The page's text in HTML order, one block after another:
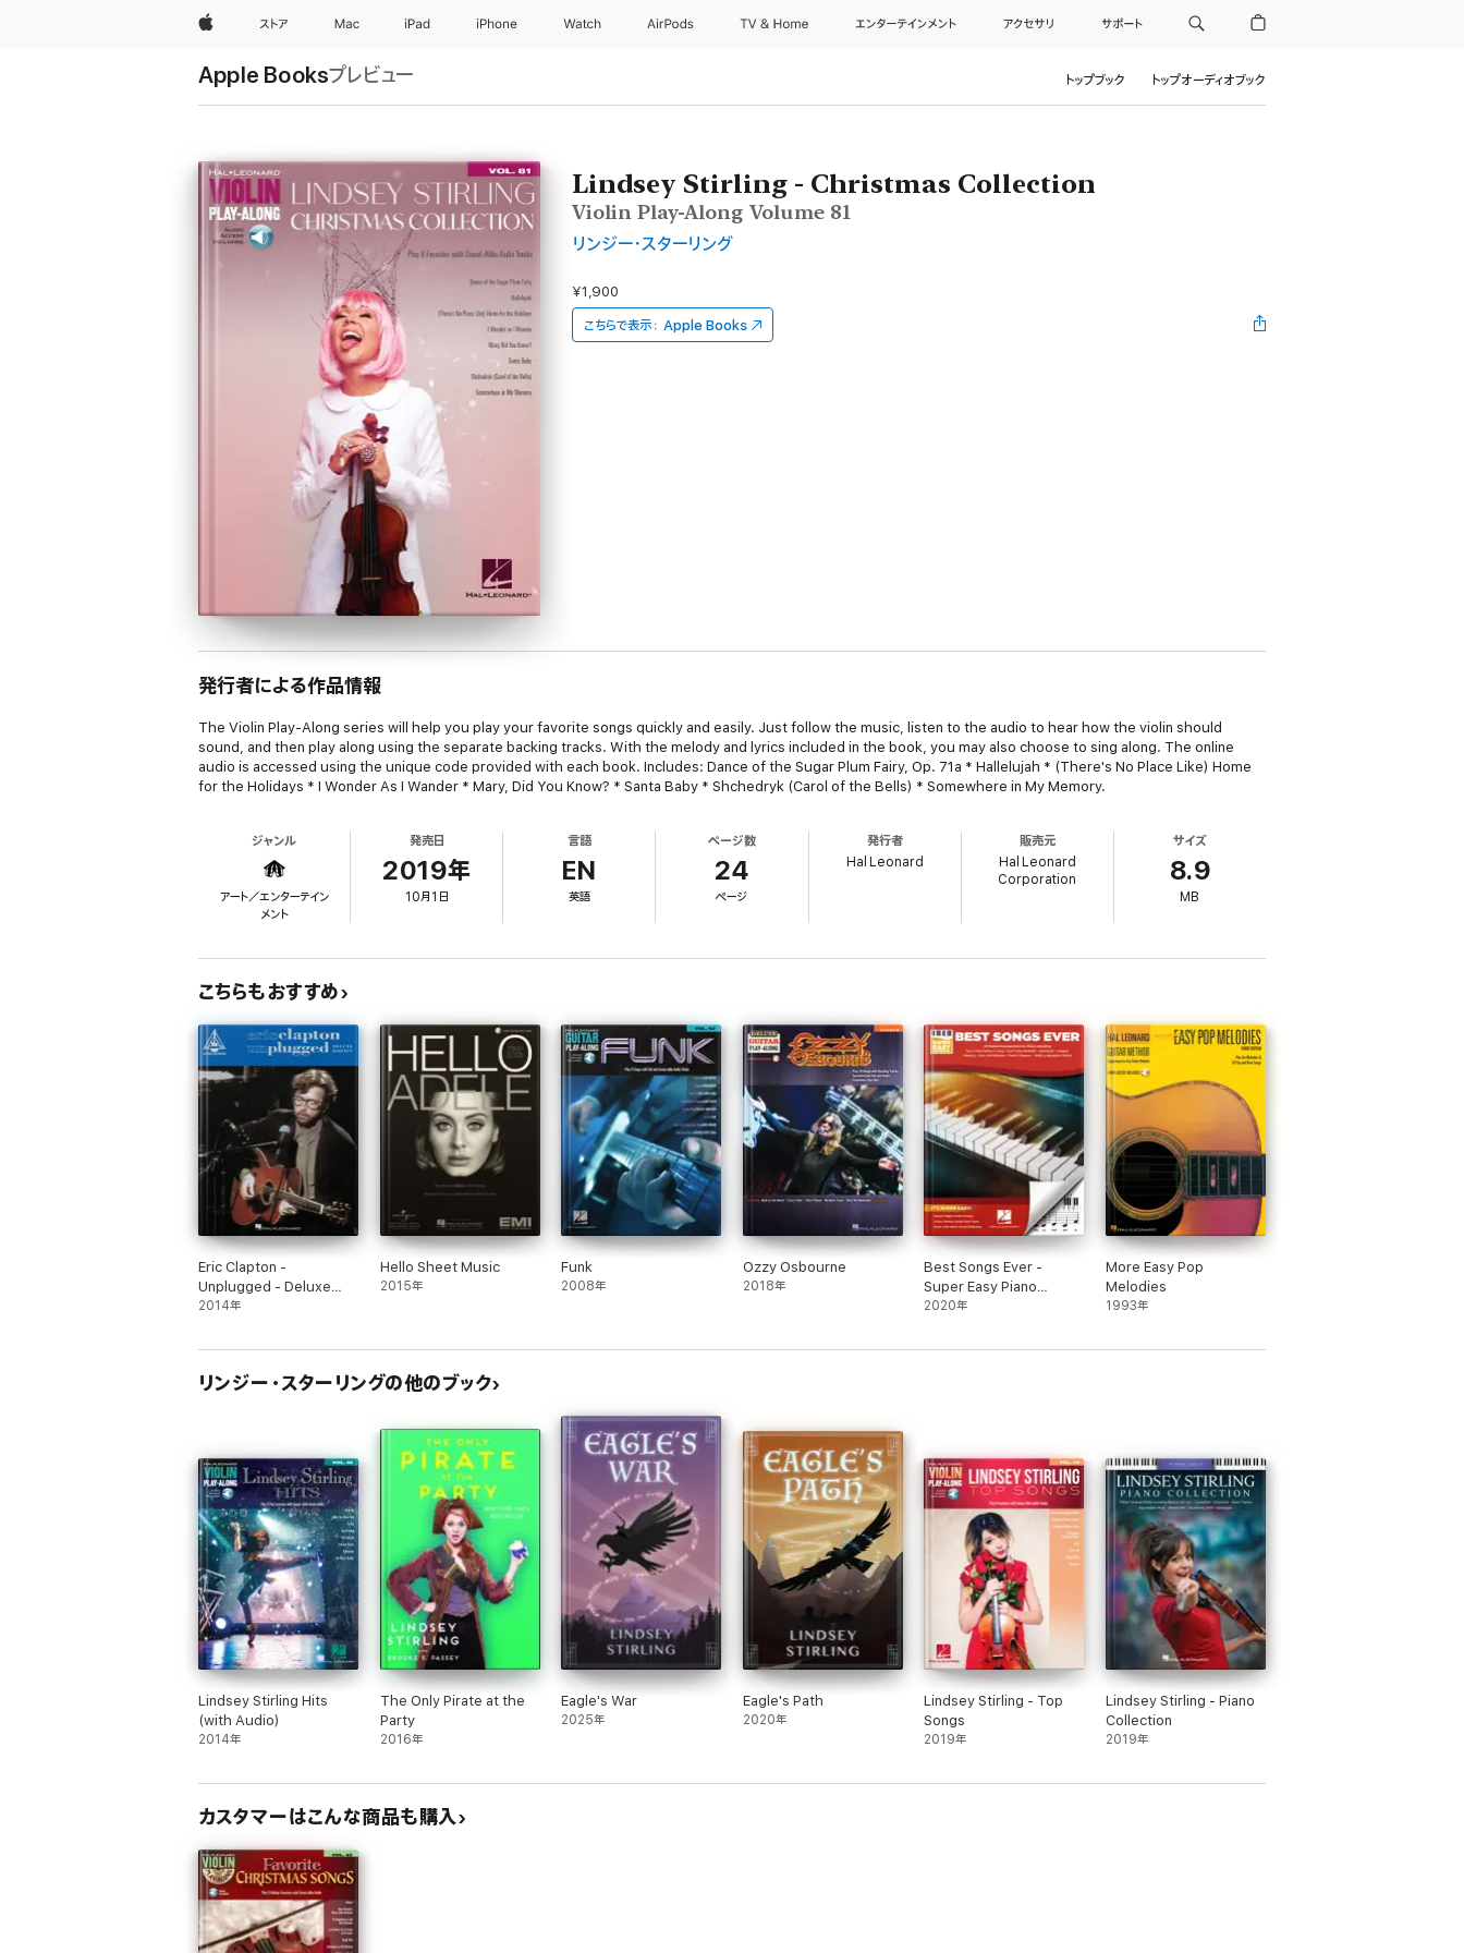
Appleストア Mac iPad iPhone Watch AirPods TV & Home エンターテインメント アクセサリ サポート
Apple Booksプレビュー トップブック トップオーディオブック
Lindsey Stirling - Christmas Collection
Violin Play-Along Volume 81
リンジー・スターリング
¥1,900
こちらで表示： Apple Books
発行者による作品情報
The Violin Play-Along series will help you play your favorite songs quickly and easily. Just follow the music, listen to the audio to hear how the violin should
sound, and then play along using the separate backing tracks. With the melody and lyrics included in the book, you may also choose to sing along. The online
audio is accessed using the unique code provided with each book. Includes: Dance of the Sugar Plum Fairy, Op. 71a * Hallelujah * (There's No Place Like) Home
for the Holidays * I Wonder As I Wander * Mary, Did You Know? * Santa Baby * Shchedryk (Carol of the Bells) * Somewhere in My Memory.
ジャンル
アート／エンターテイン
メント
発売日
2019年
10月1日
言語
EN
英語
ページ数
24
ページ
発行者
Hal Leonard
販売元
Hal Leonard
Corporation
サイズ
8.9
MB
こちらもおすすめ
Eric Clapton -
Unplugged - Deluxe
Edition Songbook
2014年
Hello Sheet Music
2015年
Funk
2008年
Ozzy Osbourne
2018年
Best Songs Ever -
Super Easy Piano
Songbook
2020年
More Easy Pop
Melodies
1993年
リンジー・スターリングの他のブック
Lindsey Stirling Hits
(with Audio)
2014年
The Only Pirate at the
Party
2016年
Eagle's War
2025年
Eagle's Path
2020年
Lindsey Stirling - Top
Songs
2019年
Lindsey Stirling - Piano
Collection
2019年
カスタマーはこんな商品も購入